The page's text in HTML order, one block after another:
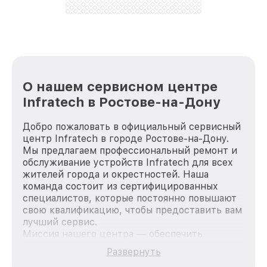
О нашем сервисном центре
Infratech в Ростове-на-Дону
Добро пожаловать в официальный сервисный
центр Infratech в городе Ростове-на-Дону.
Мы предлагаем профессиональный ремонт и
обслуживание устройств Infratech для всех
жителей города и окрестностей. Наша
команда состоит из сертифицированных
специалистов, которые постоянно повышают
свою квалификацию, чтобы предоставить вам
лучший сервис.
Миссия нашего центра — обеспечить
качественный и доступный ремонт для
каждого пользователя продукции Infratech,
Развернуть